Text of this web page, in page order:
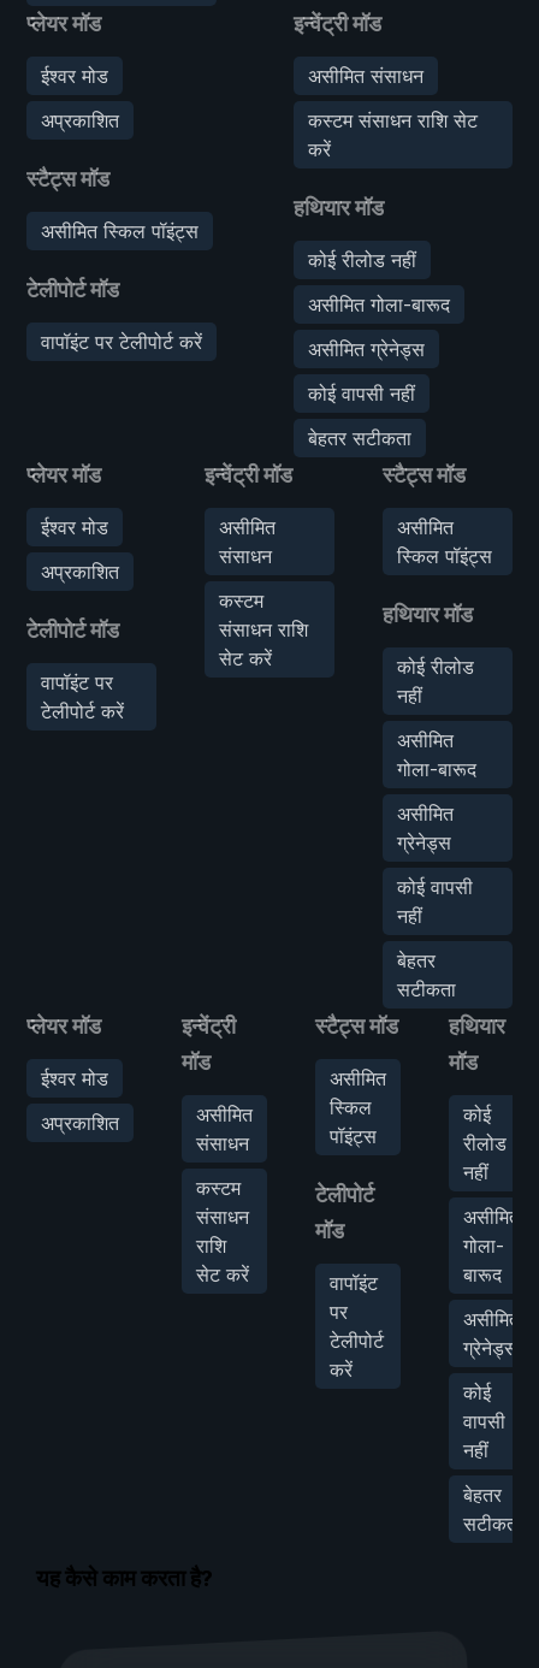
प्लेयर मॉड
ईश्वर मोड
अप्रकाशित
स्टैट्स मॉड
असीमित स्किल पॉइंट्स
टेलीपोर्ट मॉड
वापॉइंट पर टेलीपोर्ट करें
इन्वेंट्री मॉड
असीमित संसाधन
कस्टम संसाधन राशि सेट
करें
हथियार मॉड
कोई रीलोड नहीं
असीमित गोला-बारूद
असीमित ग्रेनेड्स
कोई वापसी नहीं
बेहतर सटीकता
प्लेयर मॉड
ईश्वर मोड
अप्रकाशित
टेलीपोर्ट मॉड
वापॉइंट पर
टेलीपोर्ट करें
इन्वेंट्री मॉड
असीमित
संसाधन
कस्टम
संसाधन राशि
सेट करें
स्टैट्स मॉड
असीमित
स्किल पॉइंट्स
हथियार मॉड
कोई रीलोड
नहीं
असीमित
गोला-बारूद
असीमित
ग्रेनेड्स
कोई वापसी
नहीं
बेहतर
सटीकता
प्लेयर मॉड
ईश्वर मोड
अप्रकाशित
इन्वेंट्री
मॉड
असीमित
संसाधन
कस्टम
संसाधन
राशि
सेट करें
स्टैट्स मॉड
असीमित
स्किल
पॉइंट्स
टेलीपोर्ट
मॉड
वापॉइंट
पर
टेलीपोर्ट
करें
हथियार
मॉड
कोई
रीलोड
नहीं
असीमित
गोला-
बारूद
असीमित
ग्रेनेड्स
कोई
वापसी
नहीं
बेहतर
सटीकता
यह कैसे काम करता है?